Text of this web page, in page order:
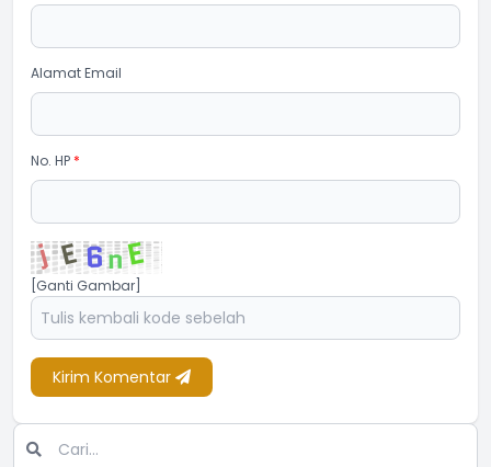
Alamat Email
No. HP *
[Ganti Gambar]
Kirim Komentar